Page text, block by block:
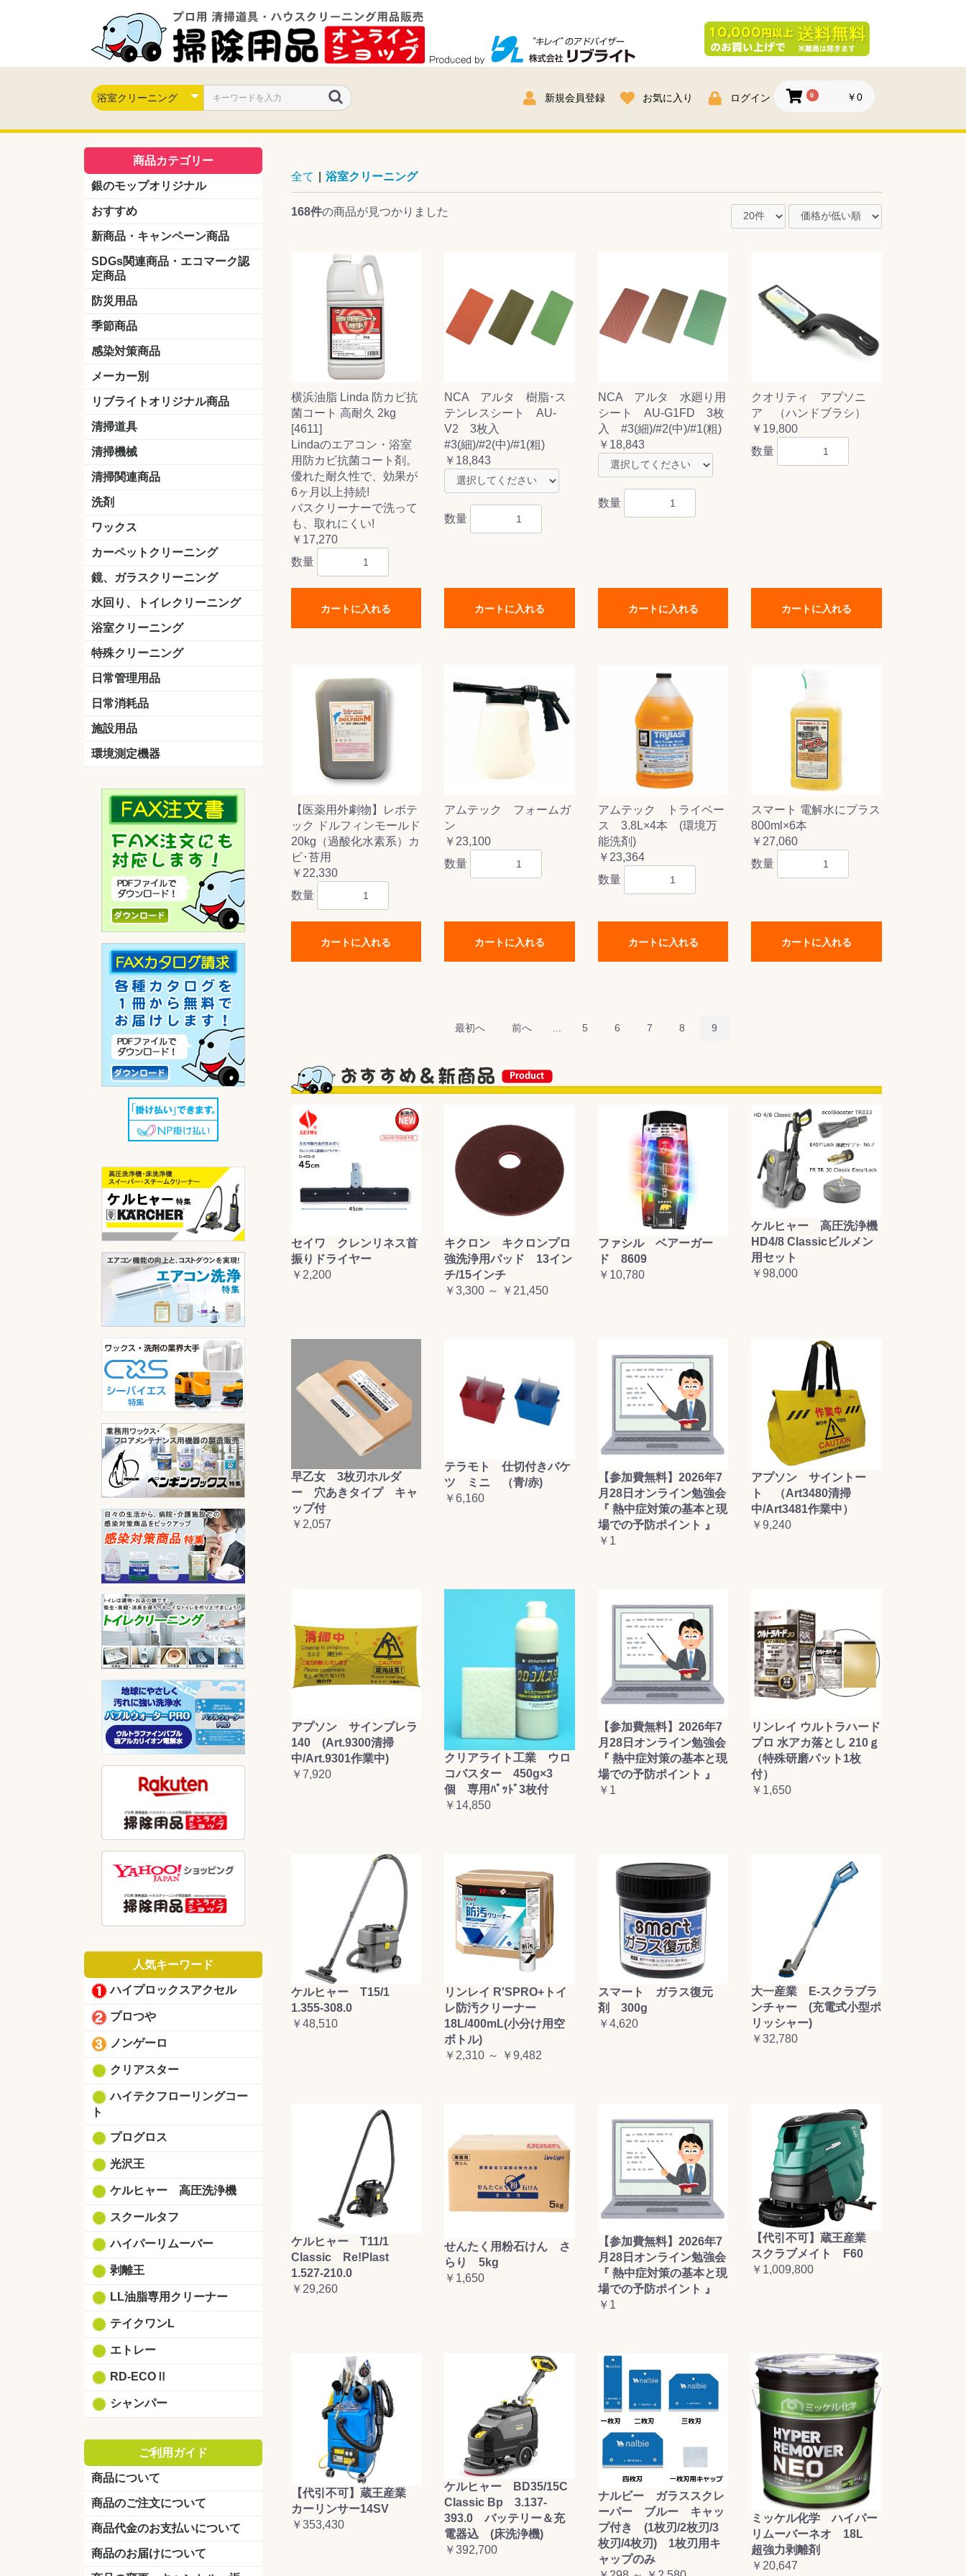
新規会員登録 お気に入り ログイン 0 ￥0
商品カテゴリー
銀のモップオリジナル
おすすめ
新商品・キャンペーン商品
キャンペーン商品
新製品
SDGs関連商品・エコマーク認
定商品
防災用品
季節商品
感染対策商品
おう吐物
除菌洗剤
うがい薬
マスク
手洗い石鹸
手指消毒
手袋
メーカー別
クオリティ
ニイタカ
シーバイエス 樹脂ワックス(一般製品)
下地剤
ドライメンテナンス用樹
脂仕上げ剤
水性・半樹脂製品
油性ワックス
特殊用途製品
ニュートラ フロアケアシ
ステム
天然石材用・テラゾー・
コンクリート用
木床用ワックス
床用クリーナー
剥離剤
植物油用クリーナー
鉱物油用クリーナー
その他
リンレイ
ペンギンワックス 樹脂ワックス
水性・半樹脂製品
下地剤
特殊用途製品
ドライメンテナンス用樹
脂ワックス
クリーナー製品
ハクリ剤
石材床用商品
木床用商品
日常管理商品
横浜油脂工業
ミッケル化学（旧：スイショウ
ユシロ化学
コニシ
つやげん
ダイカ商事
スリーエムジャパン
山崎産業
テラモト
セイワ
エトレー
ラバーメイド
ジャパックス
日本サニパック
ケルヒャー
マキタ
ショーワグローブ
花王
サラヤ
アルボース
コスケム
ミヤキ
紺商
信徳ポミー
リブライトオリジナル商品
LLオレンジクリーナー
LL油脂専用クリーナー
LLワックスモップ
LL-21
マーベラスiL
清掃道具
ほうき
ちりとり
モップ及び関連品 ワンタッチ式モップ
水切りドライヤー
その他アタッチメント
(ワンタッチ式用)
関連商品
モップ ワックス塗布
ハードフロア用ダストモップ
テラモト
その他
清掃機械
掃除機
ドライバキューム
アップライトバキューム
コードレスタイプ
高圧洗浄機
吸水機
カーペット用マシン
送風機
ポリッシャー 階段用
スタンダード
高速回転
ハンディポリッシャー
関連商品
ポリッシャー・自動床洗浄機用
掃除機用紙パック
その他
清掃関連商品
ダストカート
台車
移動式バレット
脚立
モップハンガー
サインボード
光沢計
カーペット汚染度計
洗剤
床用表面洗浄剤
ハクリ剤
厨房用
工場用
石材用
サビ用
木材用
タイル用
外壁用
壁面用
手あか用
病院用
除菌用
ワックス
樹脂ワックス
ペンギンワックス
半樹脂ワックス
フローリング用
病院用ワックス
中性ワックス
石材用
木床用
その他
カーペットクリーニング
洗剤
ブラシ
パット
その他
鏡、ガラスクリーニング
ガラスワイパー
シャンパー(ウオッシャー)
ガラススクイジー
ケレン
ツールホルダー
洗剤 うろこ取り
天井・高所作業
水回り、トイレクリーニング
洗剤
尿石除去剤
水アカ除去剤
排水管つまり除去剤
消臭・防臭剤
道具 ラバーカップ
水アカ除去
浴室クリーニング
洗剤
道具
特殊クリーニング
石材
エアコン
リンス&中和剤&前処理
外壁
その他
日常管理用品
クリーナー
洗濯用洗剤
油汚れ落とし
サビ取り剤
タバコ専用消臭
日常消耗品
トイレットペーパー
ペーパータオル
便座除菌クリーナー
ポリ袋
施設用品
マット・他
ベンチ
灰皿
傘立
くず入れ
環境測定機器
人気キーワード
ハイプロックスアクセル
プロつや
ノンゲーロ
クリアスター
ハイテクフローリングコー
ト
プログロス
光沢王
ケルヒャー 高圧洗浄機
スクールタフ
ハイパーリムーバー
剥離王
LL油脂専用クリーナー
テイクワンL
エトレー
RD-ECOⅡ
シャンパー
ご利用ガイド
商品について
商品のご注文について
商品代金のお支払いについて
商品のお届けについて
全て 浴室クリーニング
168件の商品が見つかりました
横浜油脂 Linda 防カビ抗
菌コート 高耐久 2kg
[4611]
Lindaのエアコン・浴室
用防カビ抗菌コート剤。
優れた耐久性で、効果が
6ヶ月以上持続!
バスクリーナーで洗って
も、取れにくい!
￥17,270
数量
カートに入れる
NCA アルタ 樹脂･ス
テンレスシート AU-
V2 3枚入
#3(細)/#2(中)/#1(粗)
￥18,843
数量
カートに入れる
NCA アルタ 水廻り用
シート AU-G1FD 3枚
入 #3(細)/#2(中)/#1(粗)
￥18,843
数量
カートに入れる
クオリティ アプソニ
ア （ハンドブラシ）
￥19,800
数量
カートに入れる
【医薬用外劇物】レボテ
ック ドルフィンモールド
20kg（過酸化水素系）カ
ビ･苔用
￥22,330
数量
カートに入れる
アムテック フォームガ
ン
￥23,100
数量
カートに入れる
アムテック トライベー
ス 3.8L×4本 (環境万
能洗剤)
￥23,364
数量
カートに入れる
スマート 電解水にプラス
800ml×6本
￥27,060
数量
カートに入れる
お買い物を続ける カートへ進む
最初へ 前へ ... 5 6 7 8 9
セイワ クレンリネス首
振りドライヤー
￥2,200
キクロン キクロンプロ
強洗浄用パッド 13イン
チ/15インチ
￥3,300 ～ ￥21,450
ファシル ベアーガー
ド 8609
￥10,780
ケルヒャー 高圧洗浄機
HD4/8 Classicビルメン
用セット
￥98,000
早乙女 3枚刃ホルダ
ー 穴あきタイプ キャ
ップ付
￥2,057
テラモト 仕切付きバケ
ツ ミニ （青/赤)
￥6,160
【参加費無料】2026年7
月28日オンライン勉強会
『 熱中症対策の基本と現
場での予防ポイント 』
￥1
アプソン サイントー
ト （Art3480清掃
中/Art3481作業中）
￥9,240
アプソン サインブレラ
140 (Art.9300清掃
中/Art.9301作業中)
￥7,920
クリアライト工業 ウロ
コバスター 450g×3
個 専用ﾊﾟｯﾄﾞ3枚付
￥14,850
【参加費無料】2026年7
月28日オンライン勉強会
『 熱中症対策の基本と現
場での予防ポイント 』
￥1
リンレイ ウルトラハード
プロ 水アカ落とし 210ｇ
（特殊研磨パット1枚
付）
￥1,650
ケルヒャー T15/1
1.355-308.0
￥48,510
リンレイ R'SPRO+トイ
レ防汚クリーナー
18L/400mL(小分け用空
ボトル)
￥2,310 ～ ￥9,482
スマート ガラス復元
剤 300g
￥4,620
大一産業 E-スクラブラ
ンチャー (充電式小型ポ
リッシャー)
￥32,780
ケルヒャー T11/1
Classic Re!Plast
1.527-210.0
￥29,260
せんたく用粉石けん さ
らり 5kg
￥1,650
【参加費無料】2026年7
月28日オンライン勉強会
『 熱中症対策の基本と現
場での予防ポイント 』
￥1
【代引不可】蔵王産業
スクラブメイト F60
￥1,009,800
【代引不可】蔵王産業
カーリンサー14SV
￥353,430
ケルヒャー BD35/15C
Classic Bp 3.137-
393.0 バッテリー＆充
電器込 (床洗浄機)
￥392,700
ナルビー ガラススクレ
ーパー ブルー キャッ
プ付き (1枚刃/2枚刃/3
枚刃/4枚刃) 1枚刃用キ
ャップのみ
ミッケル化学 ハイパー
リムーバーネオ 18L
超強力剥離剤
￥20,647